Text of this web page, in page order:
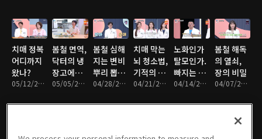
패를 가른
다?
전 봉쇄법
의 힘
치매 정복
어디까지
왔나?
05/12/2026 • 49분
봄철 면역,
닥터의 냉
장고에는
‘이것’이05/05/2026 • 46분
봄철 심해
지는 변비
뿌리 뽑는
법
04/28/2026 • 46분
치매 막는
뇌 청소법,
기적의 습
관
04/21/2026 • 47분
노화인가
탈모인가.
빠지는 머
리카락의04/14/2026 • 47분
봄철 해독
의 열쇠,
장의 비밀
04/07/2026 • 47분